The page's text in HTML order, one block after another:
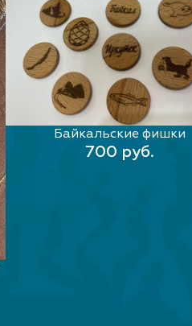
В КОРЗИНУ
Байкальские фишки
700 руб.